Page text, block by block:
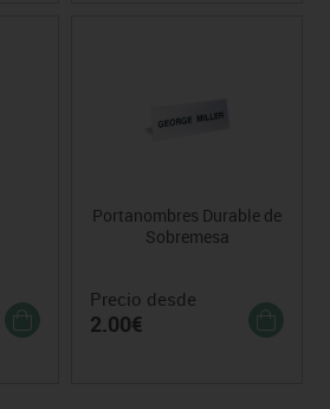
Portanombres Durable de
Sobremesa
Precio desde
2.00€